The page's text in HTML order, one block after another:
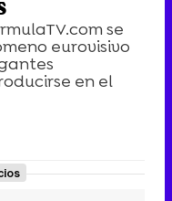
se
eurovisivo
en el